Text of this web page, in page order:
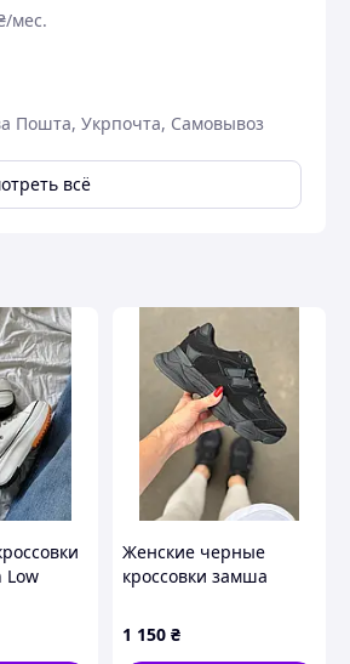
мес.
Пошта, Укрпочта, Самовывоз
всё
Low
Женские черные
кроссовки замша
1 150 ₴